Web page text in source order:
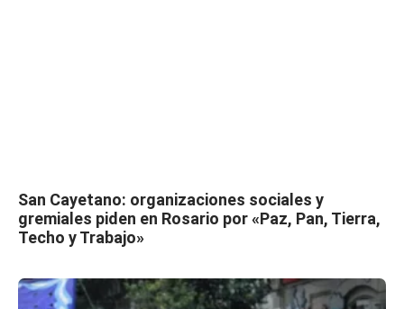
San Cayetano: organizaciones sociales y
gremiales piden en Rosario por «Paz, Pan, Tierra,
Techo y Trabajo»